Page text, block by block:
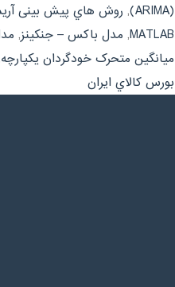
(ARIMA)
, روش هاي پیش بینی
MATLAB
, مدل باکس – جنکینز,
میانگین متحرک خودگردان یکپارچه
بورس کالاي ايران